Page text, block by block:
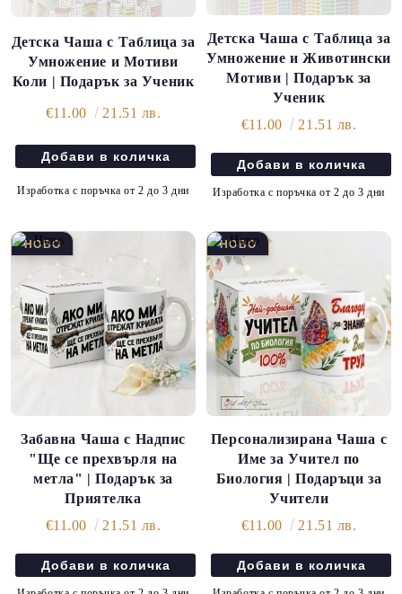
Детска Чаша с Таблица за
Умножение и Мотиви
Коли | Подарък за Ученик
€11.00 21.51 лв.
Изработка с поръчка от 2 до 3 дни
Детска Чаша с Таблица за
Умножение и Животински
Мотиви | Подарък за
Ученик
€11.00
21.51 лв.
Изработка с поръчка от 2 до 3 дни
Забавна Чаша с Надпис
"Ще се прехвърля на
метла" | Подарък за
Приятелка
€11.00
21.51 лв.
Персонализирана Чаша с
Име за Учител по
Биология | Подаръци за
Учители
€11.00
21.51 лв.